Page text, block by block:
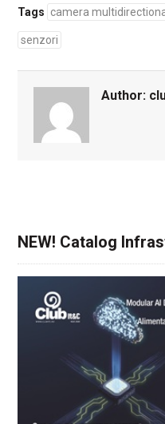
Tags camera
senzori
Author:
NEW! Catalog